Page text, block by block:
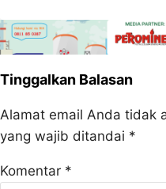
Tinggalkan Balasan
Alamat email Anda tidak
yang wajib ditandai *
Komentar *